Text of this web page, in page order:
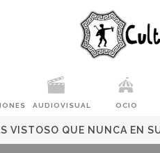
AUDIOVISUAL OCIO
VISTOSO QUE NUNCA EN